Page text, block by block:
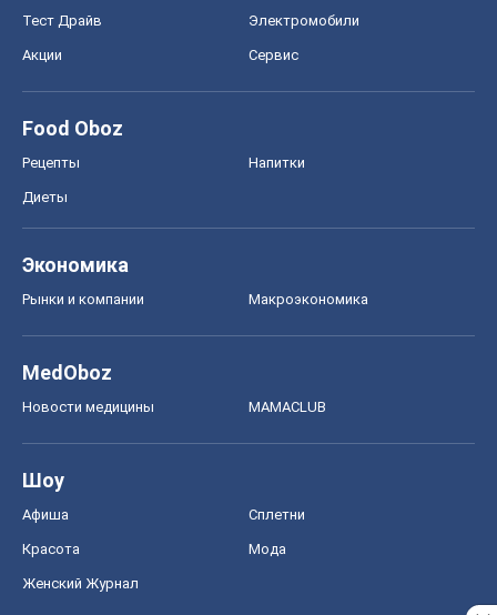
Тест Драйв Электромобили
Акции Сервис
Food Oboz
Рецепты Напитки
Диеты
Экономика
Рынки и компании Mакроэкономика
MedOboz
Новости медицины MAMACLUB
Шоу
Афиша Сплетни
Красота Мода
Женский Журнал